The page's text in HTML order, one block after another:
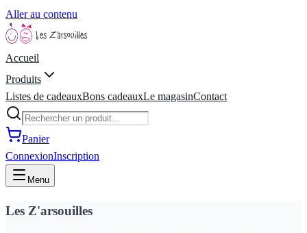
Aller au contenu
Accueil
Produits
Listes de cadeauxBons cadeauxLe magasinContact
Panier
ConnexionInscription
Menu
Les Z'arsouilles